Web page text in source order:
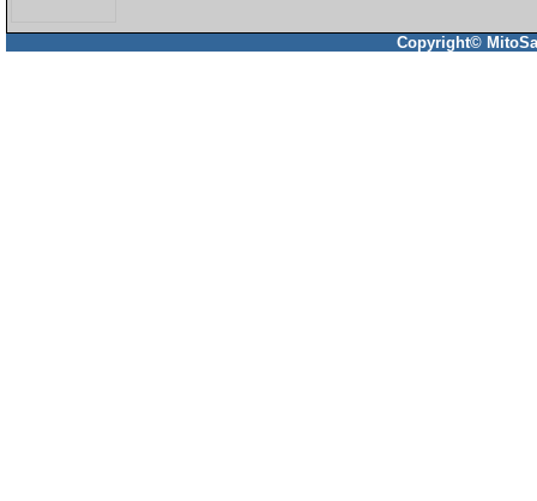
Copyright©